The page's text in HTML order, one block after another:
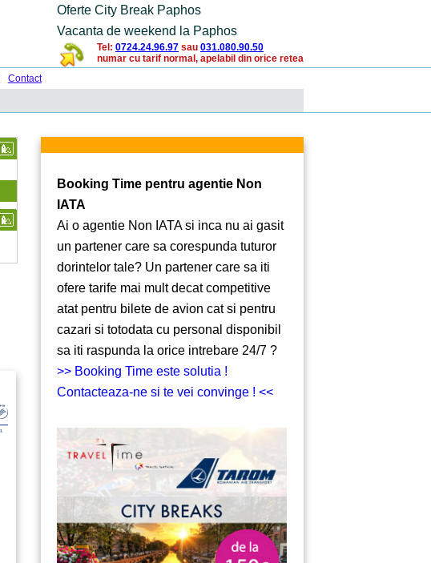
Oferte City Break Paphos
Vacanta de weekend la Paphos
Tel: 0724.24.96.97 sau 031.080.90.50
numar cu tarif normal, apelabil din orice retea
Contact
Booking Time pentru agentie Non
IATA
Ai o agentie Non IATA si inca nu ai gasit
un partener care sa corespunda tuturor
dorintelor tale? Un partener care sa iti
ofere tarife mai mult decat competitive
atat pentru bilete de avion cat si pentru
cazari si totodata cu personal disponibil
sa iti raspunda la orice intrebare 24/7 ?
>> Booking Time este solutia !
Contacteaza-ne si te vei convinge ! <<